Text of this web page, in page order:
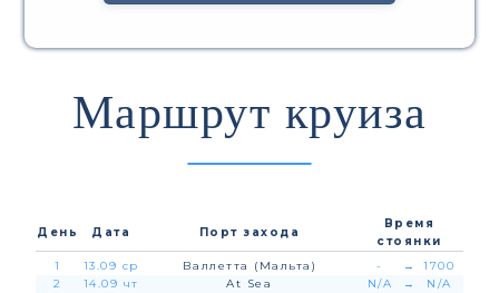
Маршрут круиза
День Дата Порт захода
Время
стоянки
1
13.09 ср Валлетта (Мальта) - →
1700
2
14.09 чт At Sea N/A →
N/A